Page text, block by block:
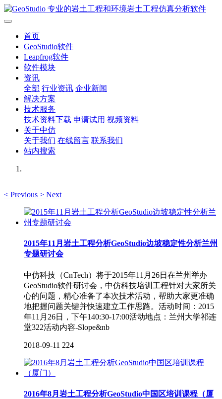
首页
GeoStudio软件
Leapfrog软件
软件模块
资讯
全部 行业资讯 企业新闻
解决方案
技术服务
技术资料下载 申请试用 视频资料
关于中仿
关于我们 在线留言 联系我们
站内搜索
< Previous > Next
2015年11月岩土工程分析GeoStudio边坡稳定性分析兰州
专题研讨会
中仿科技（CnTech）将于2015年11月26日在兰州举办
GeoStudio软件研讨会，中仿科技培训工程针对大家所关
心的问题，精心准备了本次技术活动，帮助大家更准确
地把握问题关键并快速建立工作思路。活动时间：2015
年11月26日，下午140:30-17:00活动地点：兰州大学祁连
堂322活动内容-Slope&nb
2018-09-11 224
2016年8月岩土工程分析GeoStudio中国区培训课程（厦